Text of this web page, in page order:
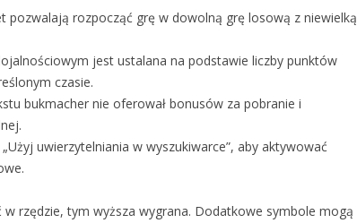
pozwalają rozpocząć grę w dowolną grę losową z niewielką
jest ustalana na podstawie liczby punktów
czasie.
bukmacher nie oferował bonusów za pobranie i
uwierzytelniania w wyszukiwarce”, aby aktywować
w rzędzie, tym wyższa wygrana. Dodatkowe symbole mogą